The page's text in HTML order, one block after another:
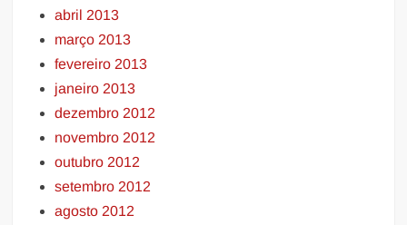
abril 2013
março 2013
fevereiro 2013
janeiro 2013
dezembro 2012
novembro 2012
outubro 2012
setembro 2012
agosto 2012